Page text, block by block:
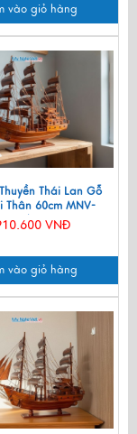
vào giỏ hàng
Thái Lan Gỗ
Thân 60cm MNV-
TB15/60CLVNĐ
vào giỏ hàng